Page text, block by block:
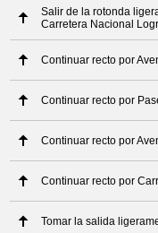
Salir de la rotonda
Carretera Nacional
Continuar recto por
Continuar recto por
Continuar recto por
Continuar recto por
Tomar la salida